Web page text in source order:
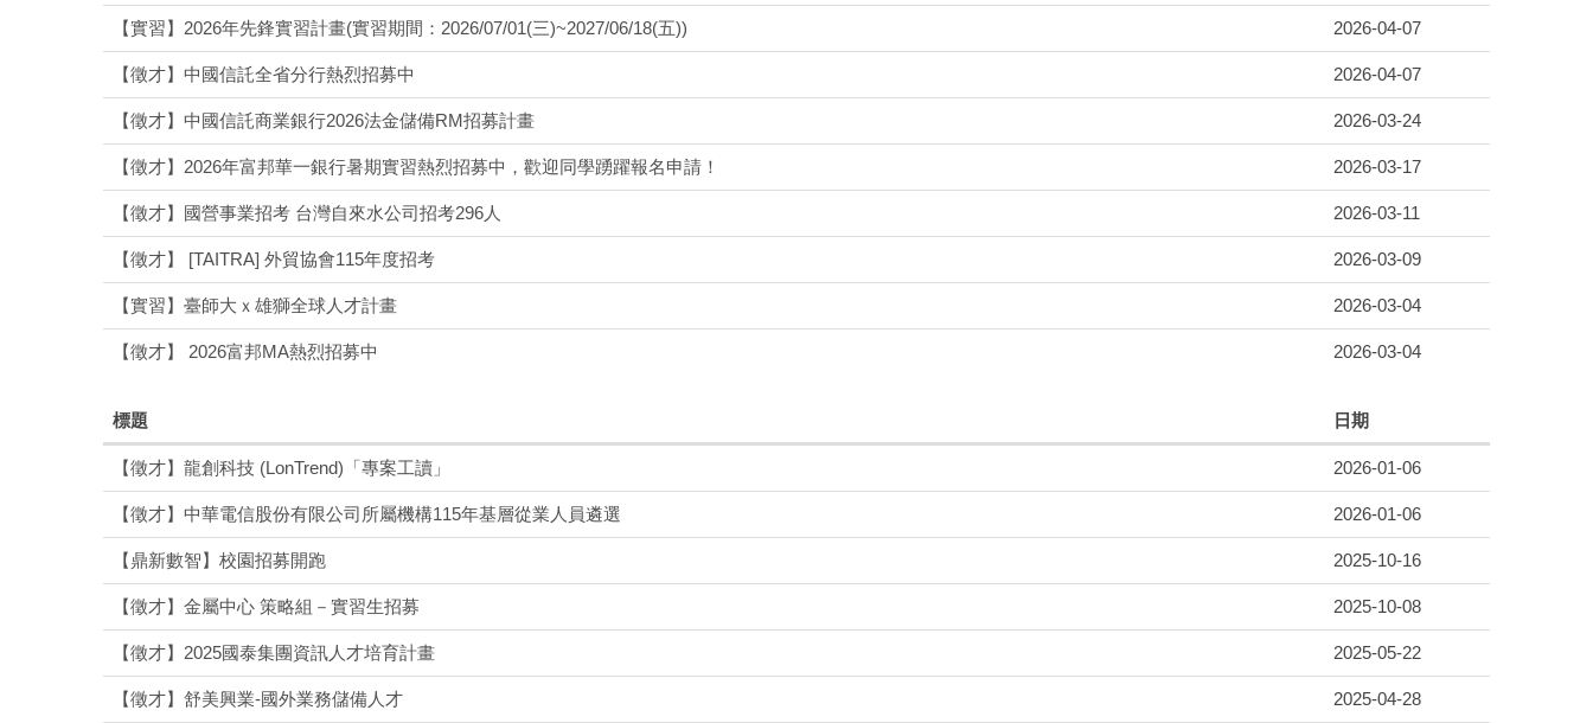
【實習】2026年先鋒實習計畫(實習期間：2026/07/01(三)~2027/06/18(五)) 2026-04-07
【徵才】中國信託全省分行熱烈招募中 2026-04-07
【徵才】中國信託商業銀行2026法金儲備RM招募計畫 2026-03-24
【徵才】2026年富邦華一銀行暑期實習熱烈招募中，歡迎同學踴躍報名申請！ 2026-03-17
【徵才】國營事業招考 台灣自來水公司招考296人 2026-03-11
【徵才】 [TAITRA] 外貿協會115年度招考 2026-03-09
【實習】臺師大ｘ雄獅全球人才計畫 2026-03-04
【徵才】 2026富邦MA熱烈招募中 2026-03-04
標題 日期
【徵才】龍創科技 (LonTrend)「專案工讀」 2026-01-06
【徵才】中華電信股份有限公司所屬機構115年基層從業人員遴選 2026-01-06
【鼎新數智】校園招募開跑 2025-10-16
【徵才】金屬中心 策略組－實習生招募 2025-10-08
【徵才】2025國泰集團資訊人才培育計畫 2025-05-22
【徵才】舒美興業-國外業務儲備人才 2025-04-28